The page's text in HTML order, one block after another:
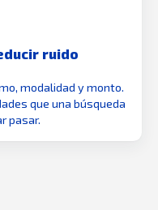
ruido
modalidad y monto.
que una búsqueda
pasar.